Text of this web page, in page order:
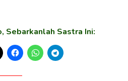
Sebarkanlah Sastra Ini: